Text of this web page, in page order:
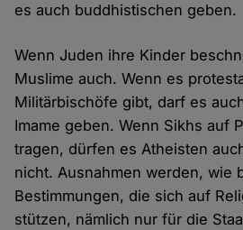
es auch buddhistischen geben.
Wenn Juden ihre Kinder
Muslime auch. Wenn es
Militärbischöfe gibt, darf es
Imame geben. Wenn Sikhs auf
tragen, dürfen es Atheisten
nicht. Ausnahmen werden, wie
Bestimmungen, die sich auf
stützen, nämlich nur für die